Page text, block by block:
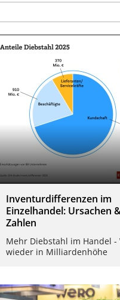
Inventurdifferenzen im
Einzelhandel: Ursachen
Zahlen
Mehr Diebstahl im Handel -
wieder in Milliardenhöhe